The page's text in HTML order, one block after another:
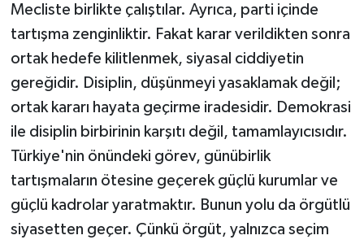
Mecliste birlikte çalıştılar. Ayrıca, parti içinde
tartışma zenginliktir. Fakat karar verildikten sonra
ortak hedefe kilitlenmek, siyasal ciddiyetin
gereğidir. Disiplin, düşünmeyi yasaklamak değil;
ortak kararı hayata geçirme iradesidir. Demokrasi
ile disiplin birbirinin karşıtı değil, tamamlayıcısıdır.
Türkiye'nin önündeki görev, günübirlik
tartışmaların ötesine geçerek güçlü kurumlar ve
güçlü kadrolar yaratmaktır. Bunun yolu da örgütlü
siyasetten geçer. Çünkü örgüt, yalnızca seçim